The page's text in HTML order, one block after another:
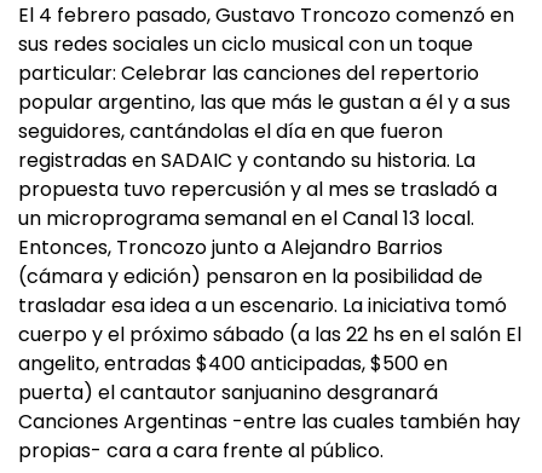
El 4 febrero pasado, Gustavo Troncozo comenzó en
sus redes sociales un ciclo musical con un toque
particular: Celebrar las canciones del repertorio
popular argentino, las que más le gustan a él y a sus
seguidores, cantándolas el día en que fueron
registradas en SADAIC y contando su historia. La
propuesta tuvo repercusión y al mes se trasladó a
un microprograma semanal en el Canal 13 local.
Entonces, Troncozo junto a Alejandro Barrios
(cámara y edición) pensaron en la posibilidad de
trasladar esa idea a un escenario. La iniciativa tomó
cuerpo y el próximo sábado (a las 22 hs en el salón El
angelito, entradas $400 anticipadas, $500 en
puerta) el cantautor sanjuanino desgranará
Canciones Argentinas -entre las cuales también hay
propias- cara a cara frente al público.